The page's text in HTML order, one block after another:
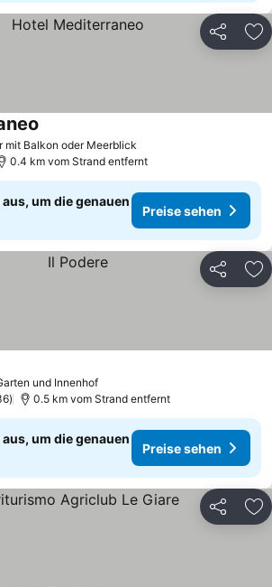
Teilen
mit Balkon oder Meerblick
0.4 km vom Strand entfernt
um die genauen
Preise sehen
Teilen
und Innenhof
0.5 km vom Strand entfernt
um die genauen
Preise sehen
Teilen